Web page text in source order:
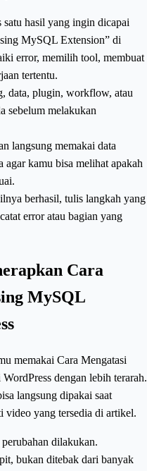
satu hasil yang ingin dicapai
MySQL Extension” di
error, memilih tool, membuat
tertentu.
data, plugin, workflow, atau
sebelum melakukan
langsung memakai data
agar kamu bisa melihat apakah
berhasil, tulis langkah yang
error atau bagian yang
Cara
MySQL
memakai Cara Mengatasi
dengan lebih terarah.
langsung dipakai saat
video yang tersedia di artikel.
dilakukan.
bukan ditebak dari banyak